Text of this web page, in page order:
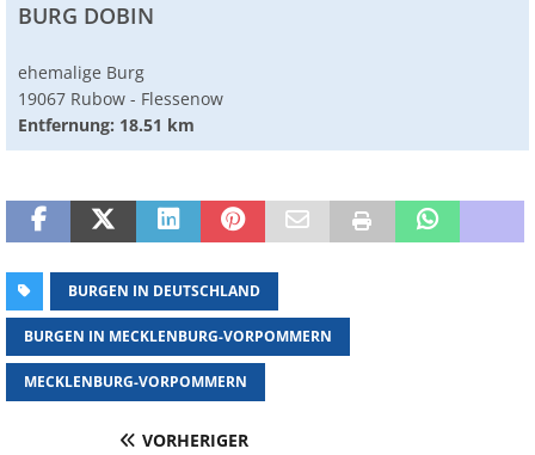
BURG DOBIN
ehemalige Burg
19067 Rubow - Flessenow
Entfernung: 18.51 km
BURGEN IN DEUTSCHLAND
BURGEN IN MECKLENBURG-VORPOMMERN
MECKLENBURG-VORPOMMERN
VORHERIGER